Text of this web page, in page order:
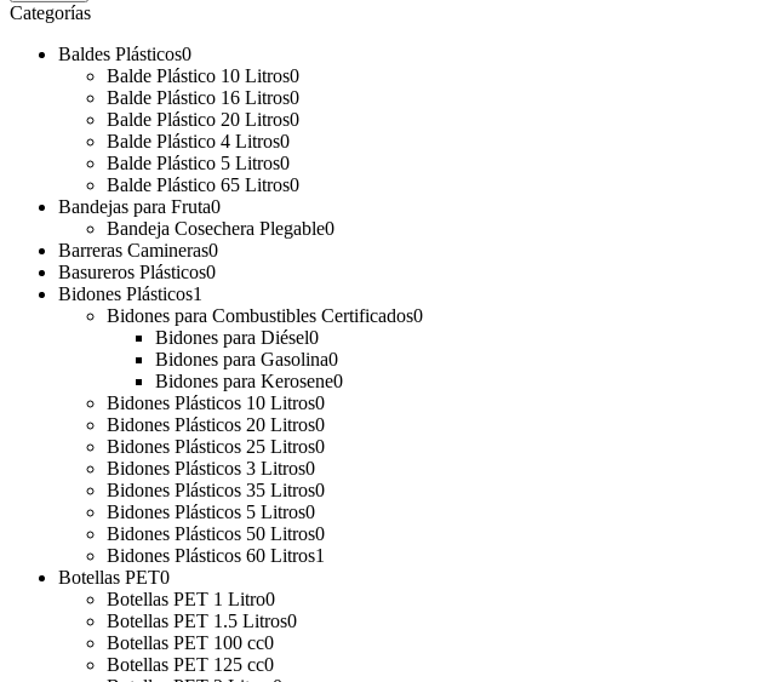
Categorías
Baldes Plásticos0
Balde Plástico 10 Litros0
Balde Plástico 16 Litros0
Balde Plástico 20 Litros0
Balde Plástico 4 Litros0
Balde Plástico 5 Litros0
Balde Plástico 65 Litros0
Bandejas para Fruta0
Bandeja Cosechera Plegable0
Barreras Camineras0
Basureros Plásticos0
Bidones Plásticos1
Bidones para Combustibles Certificados0
Bidones para Diésel0
Bidones para Gasolina0
Bidones para Kerosene0
Bidones Plásticos 10 Litros0
Bidones Plásticos 20 Litros0
Bidones Plásticos 25 Litros0
Bidones Plásticos 3 Litros0
Bidones Plásticos 35 Litros0
Bidones Plásticos 5 Litros0
Bidones Plásticos 50 Litros0
Bidones Plásticos 60 Litros1
Botellas PET0
Botellas PET 1 Litro0
Botellas PET 1.5 Litros0
Botellas PET 100 cc0
Botellas PET 125 cc0